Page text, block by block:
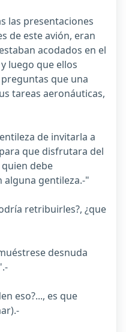
las presentaciones
de este avión, eran
acodados en el
luego que ellos
que una
tareas aeronáuticas,
de invitarla a
que disfrutara del
debe
gentileza.-"
retribuirles?, ¿que
desnuda
eso?..., es que